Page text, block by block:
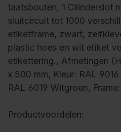
taatsbouten, 1 Cilinderslot
sluitcircuit tot 1000
etiketframe, zwart,
plastic hoes en wit etiket
etikettering., Afmetingen
x 500 mm, Kleur: RAL
RAL 6019 Witgroen,
Productvoordelen: